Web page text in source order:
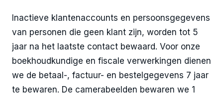
Inactieve klantenaccounts en persoonsgegevens
van personen die geen klant zijn, worden tot 5
jaar na het laatste contact bewaard. Voor onze
boekhoudkundige en fiscale verwerkingen dienen
we de betaal-, factuur- en bestelgegevens 7 jaar
te bewaren. De camerabeelden bewaren we 1